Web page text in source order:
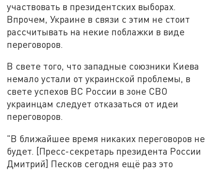
участвовать в президентских выборах.
Впрочем, Украине в связи с этим не стоит
рассчитывать на некие поблажки в виде
переговоров.
В свете того, что западные союзники Киева
немало устали от украинской проблемы, в
свете успехов ВС России в зоне СВО
украинцам следует отказаться от идеи
переговоров.
"В ближайшее время никаких переговоров не
будет. [Пресс-секретарь президента России
Дмитрий] Песков сегодня ещё раз это